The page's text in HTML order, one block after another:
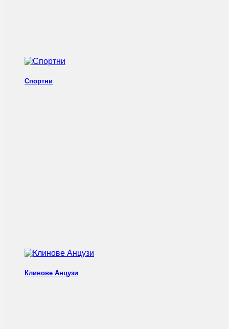
Спортни
Клинове Анцузи